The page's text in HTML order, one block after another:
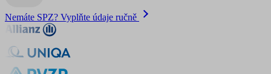
Nemáte SPZ? Vyplňte údaje ručně